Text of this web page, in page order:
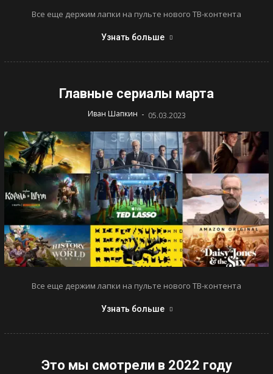
Все еще держим лапки на пульте нового ТВ-контента
Узнать больше
Главные сериалы марта
Иван Шапкин - 05.03.2023
Все еще держим лапки на пульте нового ТВ-контента
Узнать больше
Это мы смотрели в 2022 году